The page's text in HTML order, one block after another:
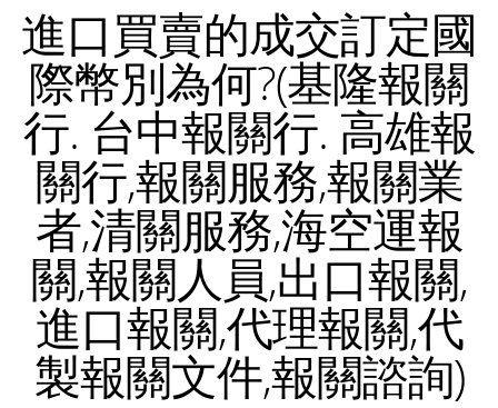
進口買賣的成交訂定國
際幣別為何?(基隆報關
行. 台中報關行. 高雄報
關行,報關服務,報關業
者,清關服務,海空運報
關,報關人員,出口報關,
進口報關,代理報關,代
製報關文件,報關諮詢)